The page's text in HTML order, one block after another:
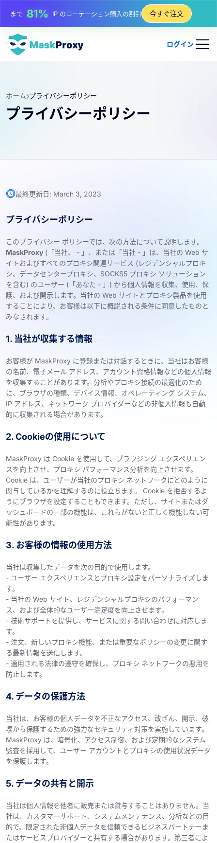
まで17%チャージ時のボーナス割引
まで81% IP のローテーション購入の割引
今すぐ注文
ログイン
ホーム プライバシーポリシー
プライバシーポリシー
最終更新日: March 3, 2023
プライバシーポリシー
このプライバシー ポリシーでは、次の方法について説明します。
MaskProxy (「当社、 - 」、または「当社 - 」は、当社の Web サ
イトおよびすべてのプロキシ関連サービス (レジデンシャルプロキ
シ、データセンタープロキシ、SOCKS5 プロキシ ソリューション
を含む) のユーザー (「あなた - 」) から個人情報を収集、使用、保
護、および開示します。当社の Web サイトとプロキシ製品を使用
することにより、お客様は以下に概説される条件に同意したものと
みなされます。
1. 当社が収集する情報
お客様が MaskProxy に登録または対話するときに、当社はお客様
の名前、電子メール アドレス、アカウント資格情報などの個人情報
を収集することがあります。分析やプロキシ接続の最適化のため
に、ブラウザの種類、デバイス情報、オペレーティング システム、
IP アドレス、ネットワーク プロバイダーなどの非個人情報も自動
的に収集される場合があります。
2. Cookieの使用について
MaskProxy は Cookie を使用して、ブラウジング エクスペリエン
スを向上させ、プロキシ パフォーマンス分析を向上させます。
Cookie は、ユーザーが当社のプロキシ ネットワークにどのように
関与しているかを理解するのに役立ちます。 Cookie を拒否するよ
うにブラウザを設定することもできます。ただし、サイトまたはダ
ッシュボードの一部の機能は、これらがないと正しく機能しない可
能性があります。
3. お客様の情報の使用方法
当社は収集したデータを次の目的で使用します。
- ユーザー エクスペリエンスとプロキシ設定をパーソナライズしま
す。
- 当社の Web サイト、レジデンシャルプロキシのパフォーマン
ス、および全体的なユーザー満足度を向上させます。
- 技術サポートを提供し、サービスに関する問い合わせに対応しま
す。
- 注文、新しいプロキシ機能、または重要なポリシーの変更に関す
る最新情報を送信します。
- 適用される法律の遵守を確保し、プロキシ ネットワークの悪用を
防止します。
4. データの保護方法
当社は、お客様の個人データを不正なアクセス、改ざん、開示、破
壊から保護するための強力なセキュリティ対策を実施しています。
MaskProxy は、暗号化、アクセス制御、および定期的なシステム
監査を採用して、ユーザー アカウントとプロキシの使用状況データ
を保護します。
5. データの共有と開示
当社は個人情報を他者に販売または貸与することはありません。当
社は、カスタマーサポート、システムメンテナンス、分析などの目
的で、限定された非個人データを信頼できるビジネスパートナーま
たはサービスプロバイダーと共有する場合があります。第三者によ